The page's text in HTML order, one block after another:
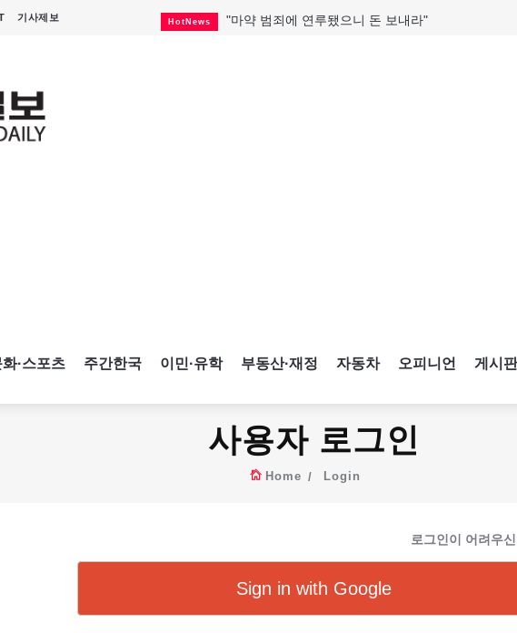
기사제보 HotNews "마약 범죄에 연루됐으니 돈 보내라"
화·스포츠 주간한국 이민·유학 부동산·재정 자동차 오피니언 게시판
사용자 로그인
Home Login
로그인이 어려우
Sign in with Google